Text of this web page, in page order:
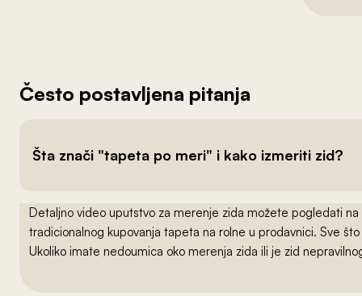
Često postavljena pitanja
Šta znači "tapeta po meri" i kako izmeriti zid?
Detaljno video uputstvo za merenje zida možete pogledati na
tradicionalnog kupovanja tapeta na rolne u prodavnici. Sve
Ukoliko imate nedoumica oko merenja zida ili je zid